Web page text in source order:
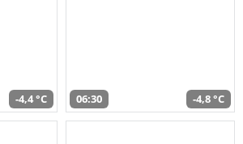
-4,4 °C 06:30 -4,8 °C